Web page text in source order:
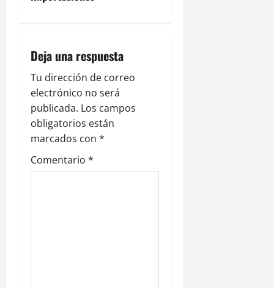
a
i
ó
n
d
e
Deja una respuesta
Tu dirección de correo
electrónico no será
publicada. Los campos
obligatorios están
marcados con *
Comentario *